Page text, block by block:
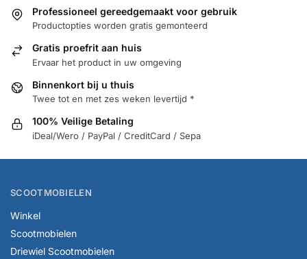
Professioneel gereedgemaakt voor gebruik
Productopties worden gratis gemonteerd
Gratis proefrit aan huis
Ervaar het product in uw omgeving
Binnenkort bij u thuis
Twee tot en met zes weken levertijd *
100% Veilige Betaling
iDeal/Wero / PayPal / CreditCard / Sepa
SCOOTMOBIELEN
Winkel
Scootmobielen
Driewiel Scootmobielen